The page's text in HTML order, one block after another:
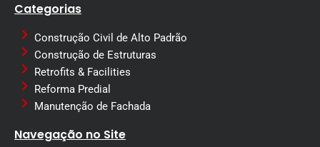
Categorias
Construção Civil de Alto Padrão
Construção de Estruturas
Retrofits & Facilities
Reforma Predial
Manutenção de Fachada
Navegação no Site